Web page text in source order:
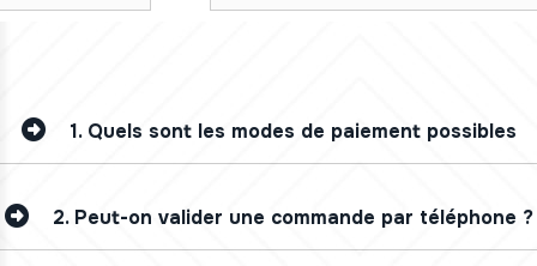
1. Quels sont les modes de paiement possibles
2. Peut-on valider une commande par téléphone ?